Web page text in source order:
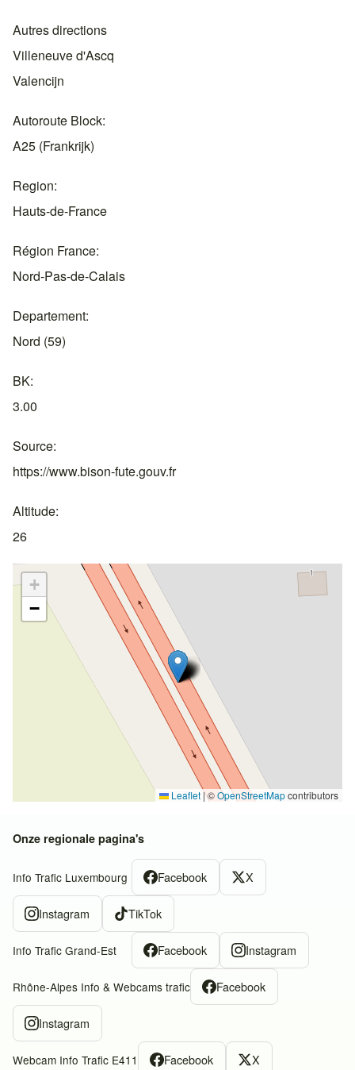
Autres directions
Villeneuve d'Ascq
Valencijn
Autoroute Block
A25 (Frankrijk)
Region
Hauts-de-France
Région France
Nord-Pas-de-Calais
Departement
Nord (59)
BK
3.00
Source
https://www.bison-fute.gouv.fr
Altitude
26
+
−
Leaflet|©OpenStreetMapcontributors
Onze regionale pagina's
Info Trafic Luxembourg Facebook X
Instagram TikTok
Info Trafic Grand-Est Facebook Instagram
Rhône-Alpes Info & Webcams trafic Facebook
Instagram
Webcam Info Trafic E411 Facebook X